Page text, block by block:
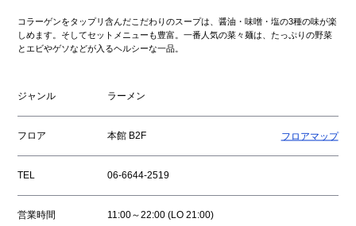
コラーゲンをタップリ含んだこだわりのスープは、醤油・味噌・塩の3種の味が楽
しめます。そしてセットメニューも豊富。一番人気の菜々麺は、たっぷりの野菜
とエビやゲソなどが入るヘルシーな一品。
ジャンル ラーメン
フロア 本館 B2F フロアマップ
TEL 06-6644-2519
営業時間 11:00～22:00 (LO 21:00)